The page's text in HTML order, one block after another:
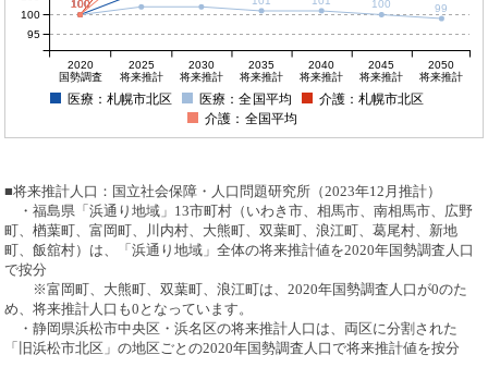
100
100 100 99
100
100
2020
国勢調査
2025
将来推計
2030
将来推計
2035
将来推計
2040
将来推計
2045
将来推計
2050
将来推計
95
100
医療：札幌市北区 医療：全国平均
介護：札幌市北区
介護：全国平均
■将来推計人口：国立社会保障・人口問題研究所（2023年12月推計）
・福島県「浜通り地域」13市町村（いわき市、相馬市、南相馬市、広野
町、楢葉町、富岡町、川内村、大熊町、双葉町、浪江町、葛尾村、新地
町、飯舘村）は、「浜通り地域」全体の将来推計値を2020年国勢調査人口
で按分
※富岡町、大熊町、双葉町、浪江町は、2020年国勢調査人口が0のた
め、将来推計人口も0となっています。
・静岡県浜松市中央区・浜名区の将来推計人口は、両区に分割された
「旧浜松市北区」の地区ごとの2020年国勢調査人口で将来推計値を按分